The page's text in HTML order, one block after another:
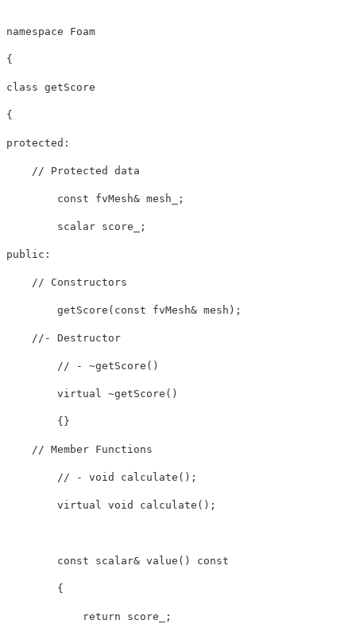
namespace
{
class getScore
{
protected :
// Protected data
const fvMesh& mesh_ ;
        scalar score_
;
public :
// Constructors
getScore ( const fvMesh& mesh ) ;
//- Destructor
// - ~getScore()
virtual ~getScore ( )
{ }
// Member Functions
// - void calculate();
virtual void calculate ( ) ;
const scalar& value ( ) const
{
return score_ ;